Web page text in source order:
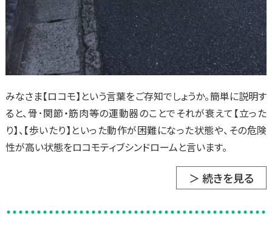
みなさま【ロコモ】という言葉をご存知でしょうか。簡単に説明す
ると、骨･関節・筋肉等の運動器のことでそれが衰えて【立った
り】、【歩いたり】といった動作が困難になった状態や、その危険
性が高い状態をロコモティブシンドロームと言います。
＞ 続きを見る